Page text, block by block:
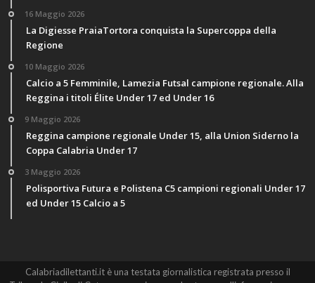
16 Maggio 2026
La Digiesse PraiaTortora conquista la Supercoppa della
Regione
10 Maggio 2026
Calcio a 5 Femminile, Lamezia Futsal campione regionale. Alla
Reggina i titoli Élite Under 17 ed Under 16
9 Maggio 2026
Reggina campione regionale Under 15, alla Union Siderno la
Coppa Calabria Under 17
3 Maggio 2026
Polisportiva Futura e Polistena C5 campioni regionali Under 17
ed Under 15 Calcio a 5
Calabriadilettanti.it è una testata giornalistica registrata presso il